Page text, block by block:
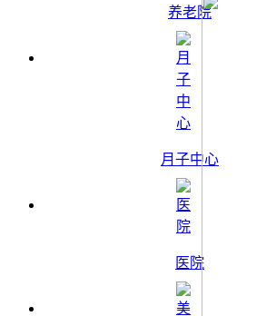
养老院
月子中心
医院